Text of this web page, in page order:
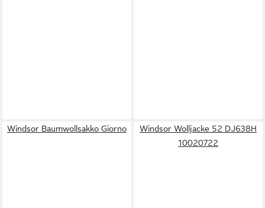
Windsor Baumwollsakko Giorno
Windsor Wolljacke 52 DJ638H
10020722